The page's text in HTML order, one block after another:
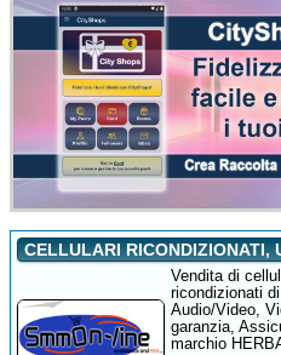
CELLULARI RICONDIZIONATI,
Vendita di
ricondizionati
Audio/Video,
garanzia,
marchio